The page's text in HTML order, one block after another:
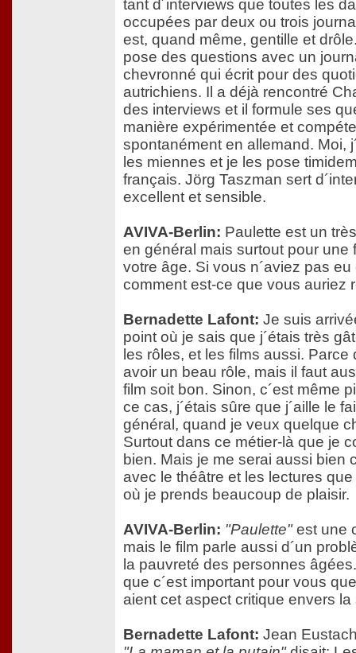
tant d´interviews que toutes les
occupées par deux ou trois
est, quand même, gentille et
pose des questions avec un
chevronné qui écrit pour des
autrichiens. Il a déjà rencontré
des interviews et il formule ses
manière expérimentée et
spontanément en allemand. Moi,
les miennes et je les pose
français. Jörg Taszman sert
excellent et sensible.
AVIVA-Berlin: Paulette est un
en général mais surtout pour une
votre âge. Si vous n´aviez pas eu
comment est-ce que vous auriez
Bernadette Lafont: Je suis
point où je sais que j´étais très
les rôles, et les films aussi. Parce
avoir un beau rôle, mais il faut
film soit bon. Sinon, c´est même
ce cas, j´étais sûre que j´aille le
général, quand je veux quelque
Surtout dans ce métier-là que je
bien. Mais je me serai aussi bien
avec le théâtre et les lectures
où je prends beaucoup de plaisir.
AVIVA-Berlin: "Paulette"est une
mais le film parle aussi d´un
la pauvreté des personnes
que c´est important pour vous
aient cet aspect critique envers la
Bernadette Lafont: Jean